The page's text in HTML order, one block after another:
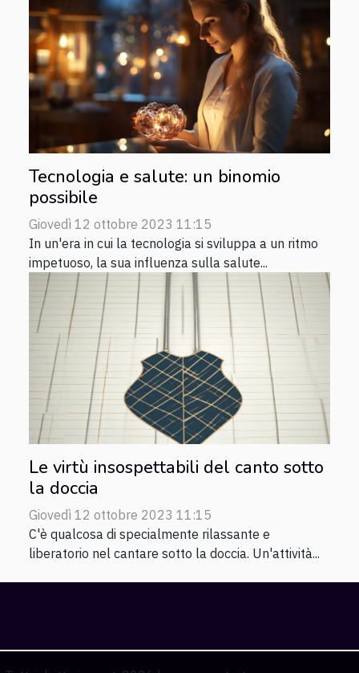
Tecnologia e salute: un binomio
possibile
Giovedì 12 ottobre 2023 11:15
In un'era in cui la tecnologia si sviluppa a un ritmo
impetuoso, la sua influenza sulla salute...
Le virtù insospettabili del canto sotto
la doccia
Giovedì 12 ottobre 2023 11:15
C'è qualcosa di specialmente rilassante e
liberatorio nel cantare sotto la doccia. Un'attività...